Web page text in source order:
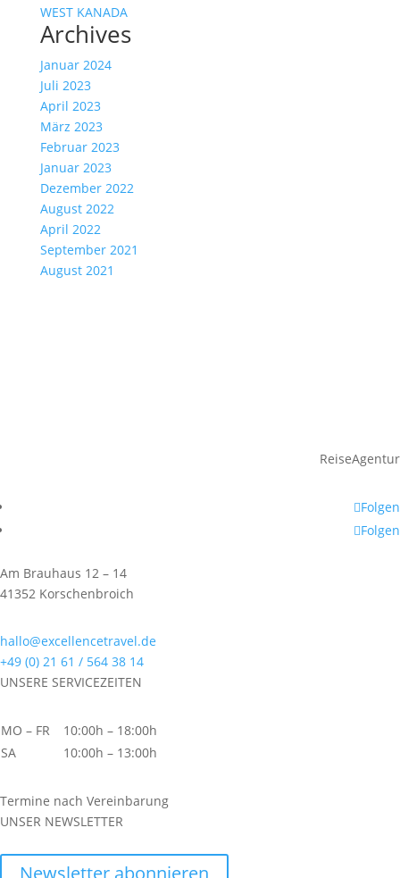
WEST KANADA
Archives
Januar 2024
Juli 2023
April 2023
März 2023
Februar 2023
Januar 2023
Dezember 2022
August 2022
April 2022
September 2021
August 2021
ReiseAgentur
Folgen
Folgen
Am Brauhaus 12 – 14
41352 Korschenbroich
hallo@excellencetravel.de
+49 (0) 21 61 / 564 38 14
UNSERE SERVICEZEITEN
MO – FR
10:00h – 18:00h
SA
10:00h – 13:00h
Termine nach Vereinbarung
UNSER NEWSLETTER
Newsletter abonnieren